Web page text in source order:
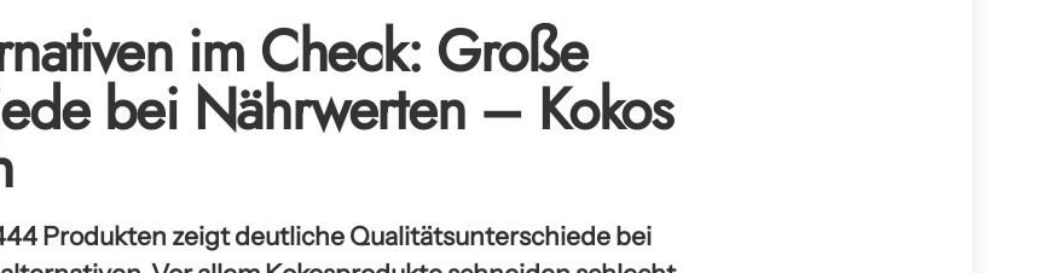
im Check: Große
bei Nährwerten – Kokos
Produkten zeigt deutliche Qualitätsunterschiede bei